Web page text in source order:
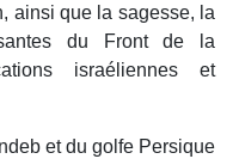
ainsi que la sagesse, la
du Front de la
israéliennes et
et du golfe Persique